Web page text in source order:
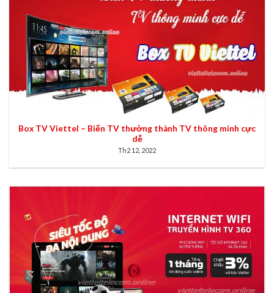
Box TV Viettel – Biến TV thường thành TV thông minh cực
dễ
Th2 12, 2022